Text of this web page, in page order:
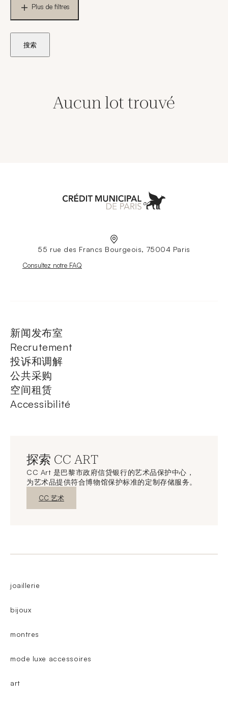
Plus de filtres
搜索
Aucun lot trouvé
55 rue des Francs Bourgeois, 75004 Paris
Nouvelle fenêtre
Consultez notre FAQ
新闻发布室
Recrutement
投诉和调解
公共采购
空间租赁
Accessibilité
探索 CC ART
CC Art 是巴黎市政府信贷银行的艺术品保护中心，
为艺术品提供符合博物馆保护标准的定制存储服务。
新窗口发现
CC 艺术
joaillerie
bijoux
montres
mode luxe accessoires
art